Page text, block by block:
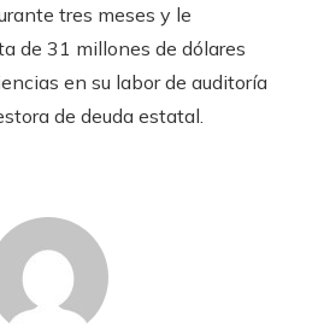
tres meses y le
de 31 millones de dólares
en su labor de auditoría
de deuda estatal.